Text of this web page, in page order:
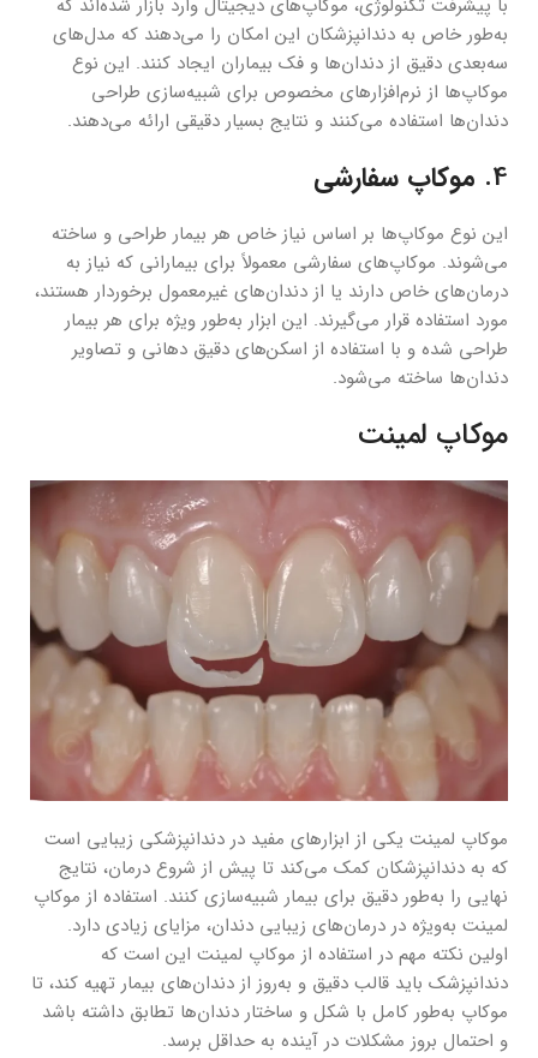
به‌طور خاص به دندانپزشکان این امکان را می‌دهند که مدل‌های
سه‌بعدی دقیق از دندان‌ها و فک بیماران ایجاد کنند. این نوع
موکاپ‌ها از نرم‌افزارهای مخصوص برای شبیه‌سازی طراحی
دندان‌ها استفاده می‌کنند و نتایج بسیار دقیقی ارائه می‌دهند.
4. موکاپ سفارشی
این نوع موکاپ‌ها بر اساس نیاز خاص هر بیمار طراحی و ساخته
می‌شوند. موکاپ‌های سفارشی معمولاً برای بیمارانی که نیاز به
درمان‌های خاص دارند یا از دندان‌های غیرمعمول برخوردار هستند،
مورد استفاده قرار می‌گیرند. این ابزار به‌طور ویژه برای هر بیمار
طراحی شده و با استفاده از اسکن‌های دقیق دهانی و تصاویر
دندان‌ها ساخته می‌شود.
موکاپ لمینت
موکاپ لمینت یکی از ابزارهای مفید در دندانپزشکی زیبایی است
که به دندانپزشکان کمک می‌کند تا پیش از شروع درمان، نتایج
نهایی را به‌طور دقیق برای بیمار شبیه‌سازی کنند. استفاده از موکاپ
لمینت به‌ویژه در درمان‌های زیبایی دندان‌، مزایای زیادی دارد.
اولین نکته مهم در استفاده از موکاپ لمینت این است که
دندانپزشک باید قالب دقیق و به‌روز از دندان‌های بیمار تهیه کند، تا
موکاپ به‌طور کامل با شکل و ساختار دندان‌ها تطابق داشته باشد
و احتمال بروز مشکلات در آینده به حداقل برسد.